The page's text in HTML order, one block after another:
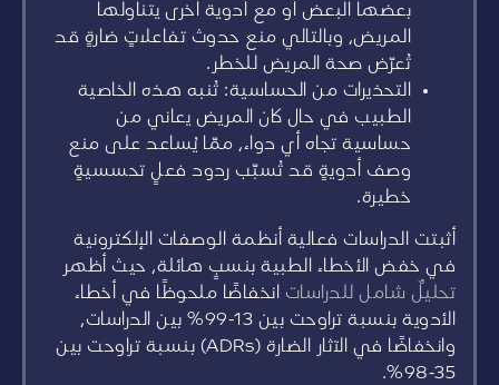
بعضها البعض أو مع أدوية أخرى يتناولها
المريض، وبالتالي منع حدوث تفاعلاتٍ ضارةٍ قد
تُعرّض صحة المريض للخطر.
التحذيرات من الحساسية: تُنبه هذه الخاصية
الطبيب في حال كان المريض يعاني من
حساسية تجاه أي دواء، ممّا يُساعد على منع
وصف أدويةٍ قد تُسبّب ردود فعلٍ تحسسيةٍ
خطيرة.
أثبتت الدراسات فعالية أنظمة الوصفات الإلكترونية
في خفض الأخطاء الطبية بنسبٍ هائلة، حيث أظهر
تحليلٌ شامل للدراسات انخفاضًا ملحوظًا في أخطاء
الأدوية بنسبة تراوحت بين 13-99% بين الدراسات،
وانخفاضًا في الآثار الضارة (ADRs) بنسبة تراوحت بين
35-98%.